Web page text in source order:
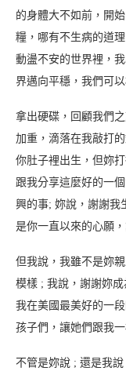
的身體大不如前，開
糧，哪有不生病的道
動盪不安的世界裡，
界邁向平穩，我們可
拿出硬碟，回顧我們
加重，滴落在我敲打
你肚子裡出生，但妳
跟我分享這麼好的一
興的事; 妳說，謝謝我
是你一直以來的心願
但我說，我雖不是妳
模樣 ; 我說，謝謝妳
我在美國最美好的一
孩子們，讓她們跟我
不管是妳說 ; 還是我